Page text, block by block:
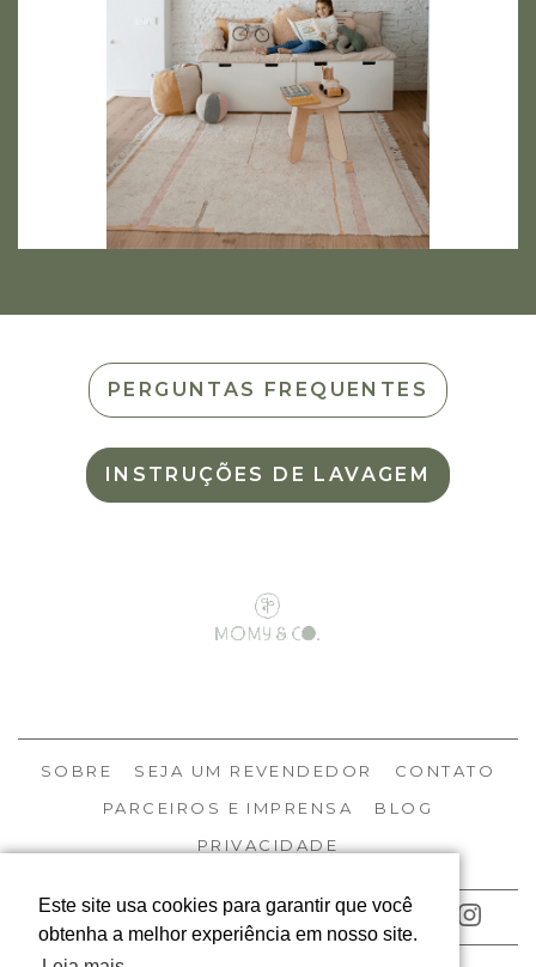
Este site usa cookies para garantir que você
obtenha a melhor experiência em nosso site.
PERGUNTAS FREQUENTES
INSTRUÇÕES DE LAVAGEM
SOBRE SEJA UM REVENDEDOR
CONTATO
PARCEIROS E IMPRENSA
BLOG
PRIVACIDADE
ACOMPANHE NOSSAS REDES